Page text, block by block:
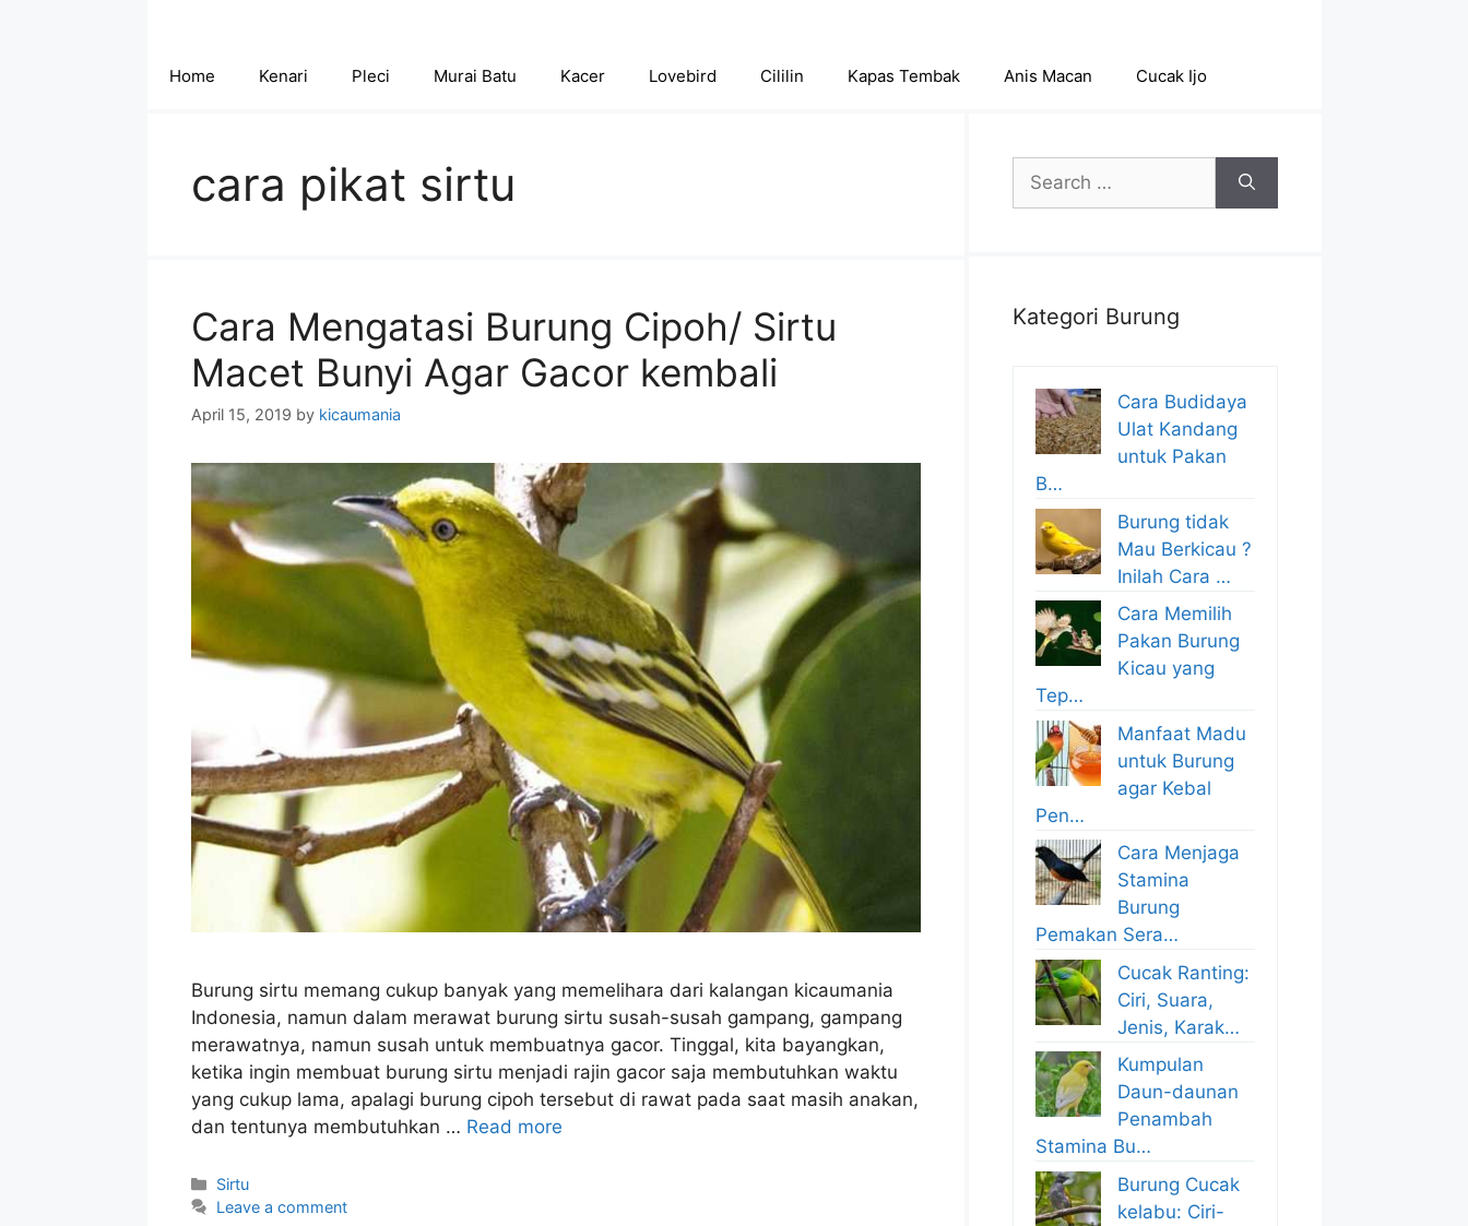
Home Kenari Pleci Murai Batu Kacer Lovebird Cililin Kapas Tembak Anis Macan Cucak Ijo
cara pikat sirtu
Cara Mengatasi Burung Cipoh/ Sirtu
Macet Bunyi Agar Gacor kembali
April 15, 2019 by kicaumania
Burung sirtu memang cukup banyak yang memelihara dari kalangan kicaumania
Indonesia, namun dalam merawat burung sirtu susah-susah gampang, gampang
merawatnya, namun susah untuk membuatnya gacor. Tinggal, kita bayangkan,
ketika ingin membuat burung sirtu menjadi rajin gacor saja membutuhkan waktu
yang cukup lama, apalagi burung cipoh tersebut di rawat pada saat masih anakan,
dan tentunya membutuhkan … Read more
Categories
Sirtu
Leave a comment
Search
for:
Kategori Burung
Cara Budidaya
Ulat Kandang
untuk Pakan
B…
Burung tidak
Mau Berkicau ?
Inilah Cara …
Cara Memilih
Pakan Burung
Kicau yang
Tep…
Manfaat Madu
untuk Burung
agar Kebal
Pen…
Cara Menjaga
Stamina
Burung
Pemakan Sera…
Cucak Ranting:
Ciri, Suara,
Jenis, Karak…
Kumpulan
Daun-daunan
Penambah
Stamina Bu…
Burung Cucak
kelabu: Ciri-